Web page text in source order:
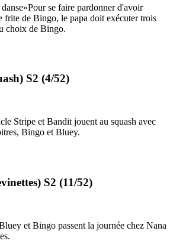
se faire pardonner d'avoir
frite de Bingo, le papa doit exécuter trois
choix de Bingo.
S2 (4/52)
Stripe et Bandit jouent au squash avec
Bingo et Bluey.
S2 (11/52)
et Bingo passent la journée chez Nana